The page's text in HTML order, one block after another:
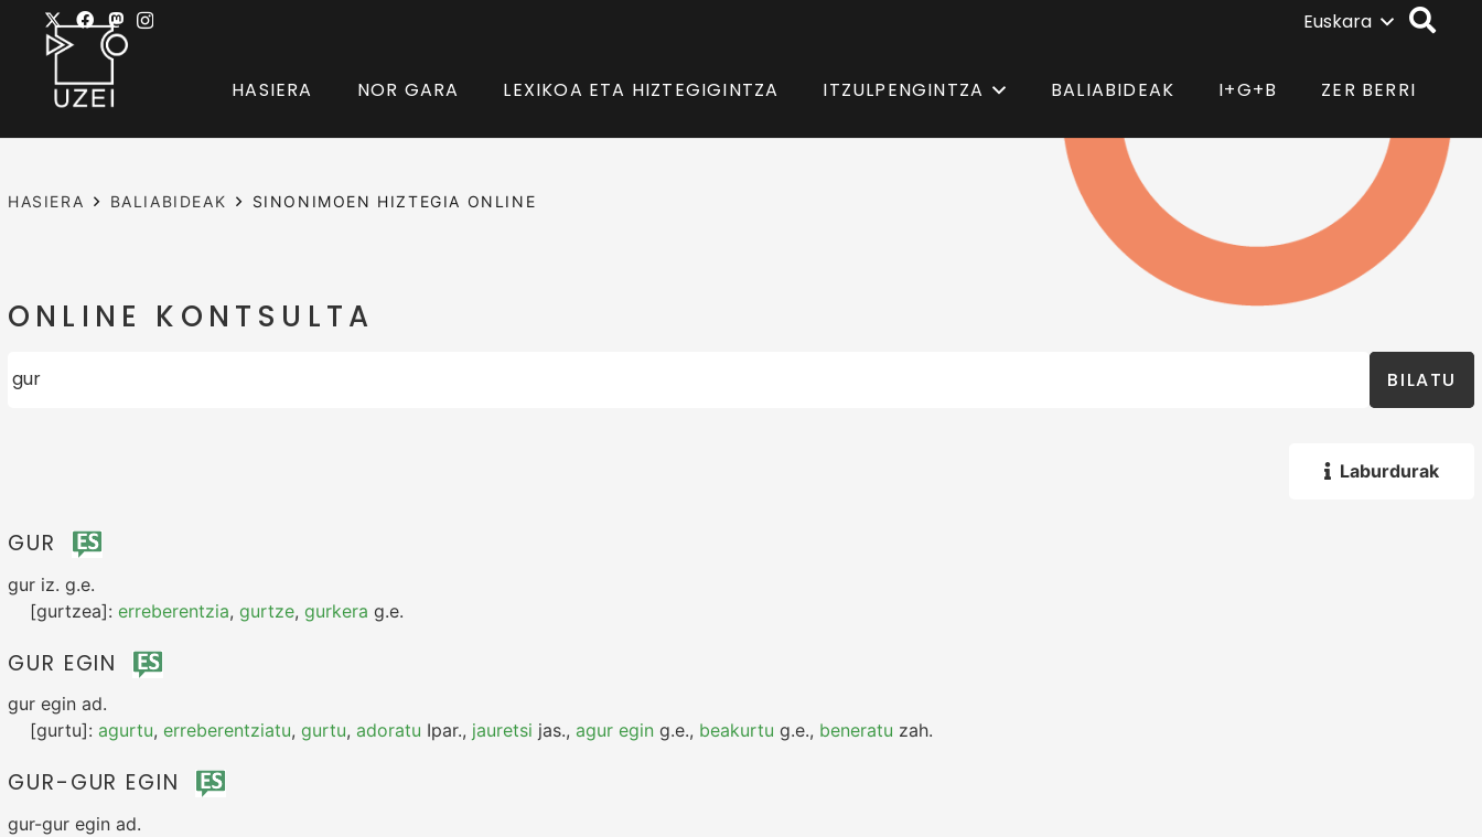
Euskara
HASIERA NOR GARA LEXIKOA ETA HIZTEGIGINTZA ITZULPENGINTZA BALIABIDEAK I+G+B ZER BERRI
HASIERA BALIABIDEAK SINONIMOEN HIZTEGIA ONLINE
ONLINE KONTSULTA
BILATU
Laburdurak
GUR
gur iz. g.e.
[gurtzea]: erreberentzia, gurtze, gurkera g.e.
GUR EGIN
gur egin ad.
[gurtu]: agurtu, erreberentziatu, gurtu, adoratu Ipar., jauretsi jas., agur egin g.e., beakurtu g.e., beneratu zah.
GUR-GUR EGIN
gur-gur egin ad.